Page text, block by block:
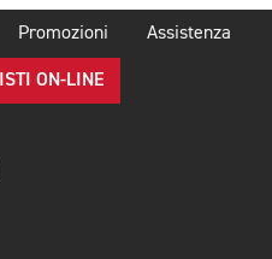
Promozioni Assistenza
ON-LINE